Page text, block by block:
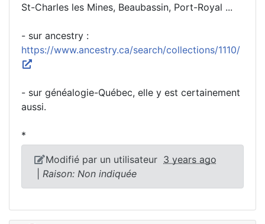
St-Charles les Mines, Beaubassin, Port-Royal ...
- sur ancestry :
https://www.ancestry.ca/search/collections/1110/
- sur généalogie-Québec, elle y est certainement
aussi.
*
Modifié par un utilisateur 3 years ago
Raison: Non indiquée